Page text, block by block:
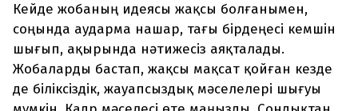
Кейде жобаның идеясы жақсы болғанымен,
соңында аударма нашар, тағы бірдеңесі кемшін
шығып, ақырында нәтижесіз аяқталады.
Жобаларды бастап, жақсы мақсат қойған кезде
де біліксіздік, жауапсыздық мәселелері шығуы